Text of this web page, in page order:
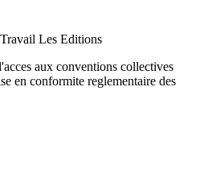
Les Editions
aux conventions collectives
en conformite reglementaire des